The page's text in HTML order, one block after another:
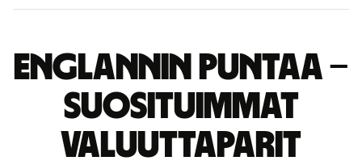
Englannin puntaa –
suosituimmat
valuuttaparit